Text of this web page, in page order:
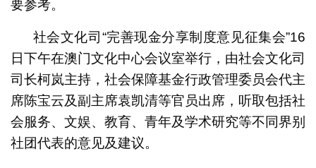
要参考。
社会文化司“完善现金分享制度意见征集会”16
日下午在澳门文化中心会议室举行，由社会文化司
司长柯岚主持，社会保障基金行政管理委员会代主
席陈宝云及副主席袁凯清等官员出席，听取包括社
会服务、文娱、教育、青年及学术研究等不同界别
社团代表的意见及建议。